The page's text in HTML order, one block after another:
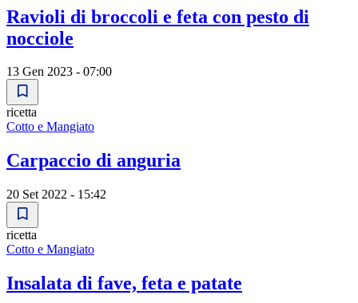
Ravioli di broccoli e feta con pesto di
nocciole
13 Gen 2023 - 07:00
ricetta
Cotto e Mangiato
Carpaccio di anguria
20 Set 2022 - 15:42
ricetta
Cotto e Mangiato
Insalata di fave, feta e patate